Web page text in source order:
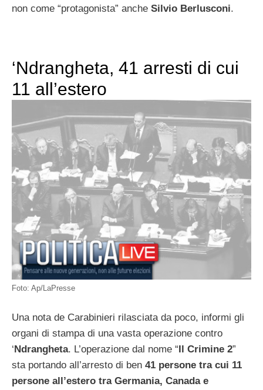
non come “protagonista” anche Silvio Berlusconi.
‘Ndrangheta, 41 arresti di cui
11 all’estero
Foto: Ap/LaPresse
Una nota de Carabinieri rilasciata da poco, informi gli
organi di stampa di una vasta operazione contro
‘Ndrangheta. L’operazione dal nome “Il Crimine 2”
sta portando all’arresto di ben 41 persone tra cui 11
persone all’estero tra Germania, Canada e